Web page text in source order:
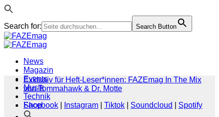
Search for: Search Button
Zum
Inhalt
News
Magazin
Events
Musik
Technik
Shop
Exklusiv für Heft-Leser*innen: FAZEmag In The Mix
von Tommahawk & Dr. Motte
Facebook
Instagram Tiktok Soundcloud
Spotify